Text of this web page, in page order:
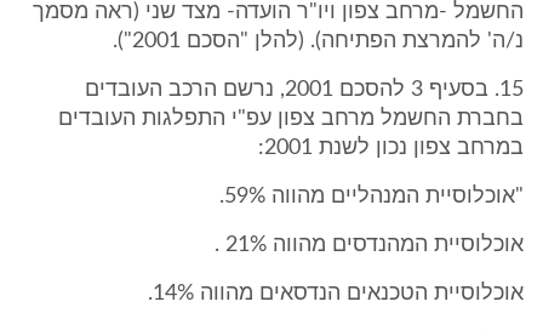
החשמל -מרחב צפון ויו"ר הועדה- מצד שני (ראה מסמך
נ/ה' להמרצת הפתיחה). (להלן "הסכם 2001").
15. בסעיף 3 להסכם 2001, נרשם הרכב העובדים
בחברת החשמל מרחב צפון עפ"י התפלגות העובדים
במרחב צפון נכון לשנת 2001:
"אוכלוסיית המנהליים מהווה 59%.
אוכלוסיית המהנדסים מהווה 21% .
אוכלוסיית הטכנאים הנדסאים מהווה 14%.